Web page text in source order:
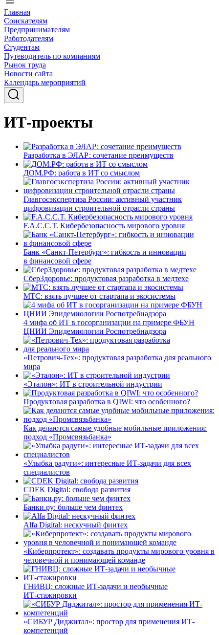
Главная
Соискателям
Предпринимателям
Работодателям
Студентам
Путеводитель по компаниям
Рынок труда
Новости сайта
Календарь мероприятий
ИТ-проекты
Разработка в ЭЛАР: сочетание преимуществ
ДОМ.РФ: работа в ИТ со смыслом
Главгосэкспертиза России: активный участник
цифровизации строительной отрасли страны
F.A.C.C.T. Кибербезопасность мирового уровня
Банк «Санкт-Петербург»: гибкость и инновации
в финансовой сфере
СберЗдоровье: продуктовая разработка в медтехе
МТС: взять лучшее от стартапа и экосистемы
4 мифа об ИТ в госорганизации на примере ФБУН
ЦНИИ Эпидемиологии Роспотребнадзора
«Петрович-Тех»: продуктовая разработка для реального
мира
«Эталон»: ИТ в строительной индустрии
Продуктовая разработка в QIWI: что особенного?
Как делаются самые удобные мобильные приложения:
подход «Промсвязьбанка»
«Улыбка радуги»: интересные ИТ-задачи для всех
специалистов
CDEK Digital: свобода развития
Банки.ру: больше чем финтех
Alfa Digital: нескучный финтех
«Киберпротект»: создавать продукты мирового уровня в
человечной и понимающей команде
ГНИВЦ: сложные ИТ‑задачи и необычные
ИТ‑стажировки
«СИБУР Диджитал»: простор для применения ИТ-
компетенций